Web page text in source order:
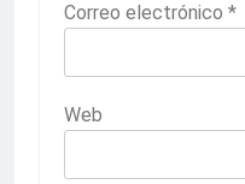
Correo electrónico *
Web